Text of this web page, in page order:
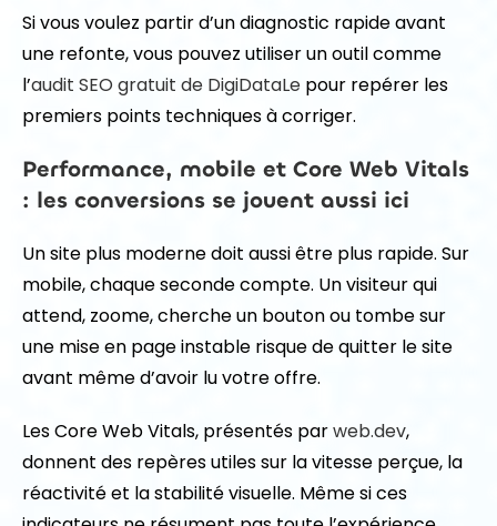
Si vous voulez partir d’un diagnostic rapide avant
une refonte, vous pouvez utiliser un outil comme
l’audit SEO gratuit de DigiDataLe pour repérer les
premiers points techniques à corriger.
Performance, mobile et Core Web Vitals
: les conversions se jouent aussi ici
Un site plus moderne doit aussi être plus rapide. Sur
mobile, chaque seconde compte. Un visiteur qui
attend, zoome, cherche un bouton ou tombe sur
une mise en page instable risque de quitter le site
avant même d’avoir lu votre offre.
Les Core Web Vitals, présentés parweb.dev,
donnent des repères utiles sur la vitesse perçue, la
réactivité et la stabilité visuelle. Même si ces